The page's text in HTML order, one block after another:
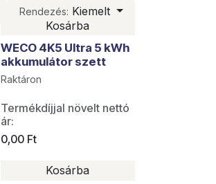
Rendezés: Kiemelt
WECO 4K5 Ultra 5 kWh
akkumulátor szett
Raktáron
Kosárba
Termékdíjjal növelt nettó
ár:
0,00Ft
Kosárba